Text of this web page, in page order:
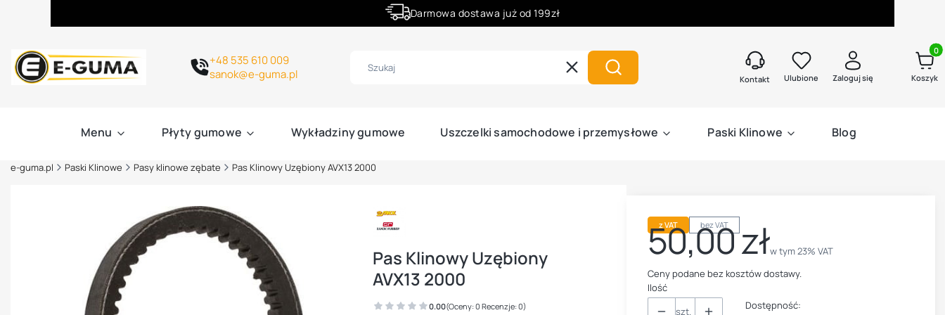
Darmowa dostawa już od 199zł
+48 535 610 009
sanok@e-guma.pl
Wyczyść Szukaj Kontakt Ulubione Zaloguj się Koszyk
Menu Płyty gumowe Wykładziny gumowe Uszczelki samochodowe i przemysłowe Paski Klinowe Blog
e-guma.pl Paski Klinowe Pasy klinowe zębate Pas Klinowy Uzębiony AVX13 2000
Pas Klinowy Uzębiony
AVX13 2000
0.00(Oceny: 0 Recenzje: 0)
z VAT bez VAT
Cena
50,00 złw tym 23% VAT
w tym23% VAT
Ceny podane bez kosztów dostawy.
Ilość
szt.
Dostępność: